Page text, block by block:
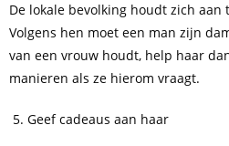
De lokale bevolking houdt zich
Volgens hen moet een man zijn
van een vrouw houdt, help haar
manieren als ze hierom vraagt.
Geef cadeaus aan haar